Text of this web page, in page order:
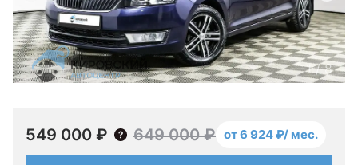
1/8
549 000 ₽ 649 000 ₽ от 6 924 ₽/ мес.